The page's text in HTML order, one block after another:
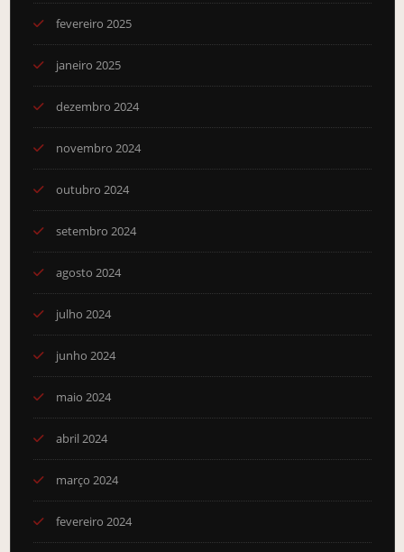
fevereiro 2025
janeiro 2025
dezembro 2024
novembro 2024
outubro 2024
setembro 2024
agosto 2024
julho 2024
junho 2024
maio 2024
abril 2024
março 2024
fevereiro 2024